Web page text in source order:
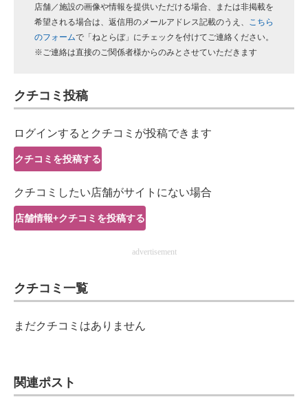
企業ITのトレンドを詳説
経営リーダーのコミュニティ
ITエンジニア向け専門サイト
IT製品の技術・比較・事例
モノづくり技術者専門サイト
エネルギーの専門メディア
建設×テクノロジーの最前線
店舗／施設の画像や情報を提供いただける場合、または非掲載を
希望される場合は、返信用のメールアドレス記載のうえ、
こちら
のフォームで「ねとらぼ」にチェックを付けてご連絡ください。
※ご連絡は直接のご関係者様からのみとさせていただきます
クチコミ投稿
ログインするとクチコミが投稿できます
クチコミを投稿する
クチコミしたい店舗がサイトにない場合
店舗情報+クチコミを投稿する
advertisement
クチコミ一覧
まだクチコミはありません
関連ポスト